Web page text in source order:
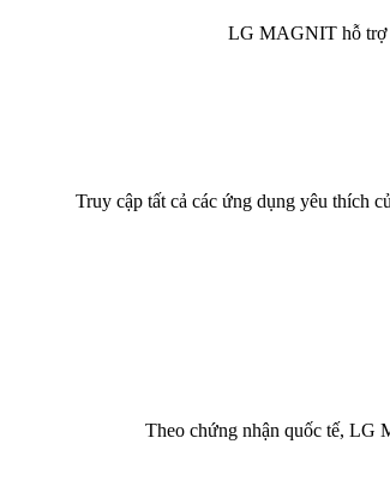
LG MAGNIT hỗ trợ
Truy cập tất cả các ứng dụng yêu thích
Theo chứng nhận quốc tế, LG